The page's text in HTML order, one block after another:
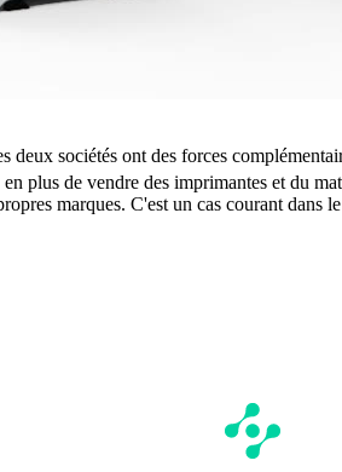
deux sociétés ont des forces
plus de vendre des imprimantes et du
marques. C'est un cas courant